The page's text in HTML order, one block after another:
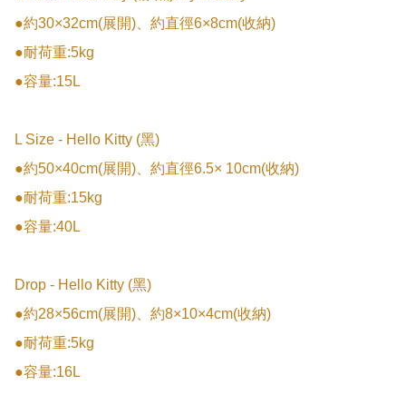
●約30×32cm(展開)、約直徑6×8cm(收納)
●耐荷重:5kg
●容量:15L
L Size - Hello Kitty (黑)
●約50×40cm(展開)、約直徑6.5× 10cm(收納)
●耐荷重:15kg
●容量:40L
Drop - Hello Kitty (黑)
●約28×56cm(展開)、約8×10×4cm(收納)
●耐荷重:5kg
●容量:16L